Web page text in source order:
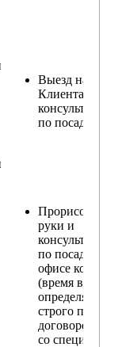
Выезд на
Клиента для
по посадкам
Прорисовка от
руки и
по посадкам в
офисе
(время встречи
определяется
строго по
со